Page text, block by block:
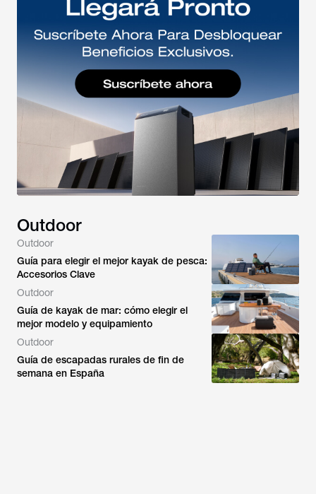
Outdoor
Outdoor
Guía para elegir el mejor kayak de pesca:
Accesorios Clave
Outdoor
Guía de kayak de mar: cómo elegir el
mejor modelo y equipamiento
Outdoor
Guía de escapadas rurales de fin de
semana en España